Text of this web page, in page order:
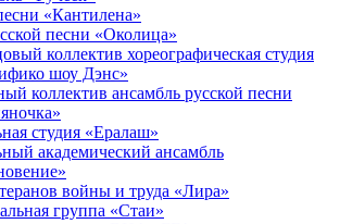
«Кантилена»
песни «Околица»
коллектив хореографическая студия
шоу Дэнс»
коллектив ансамбль русской песни
студия «Ералаш»
академический ансамбль
войны и труда «Лира»
группа «Стаи»